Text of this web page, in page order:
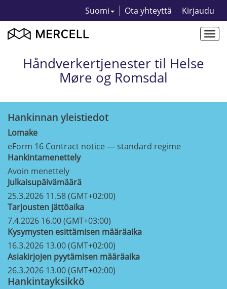
Suomi Ota yhteyttä Kirjaudu
Håndverkertjenester til Helse
Møre og Romsdal
Hankinnan yleistiedot
Lomake
eForm 16 Contract notice — standard regime
Hankintamenettely
Avoin menettely
Julkaisupäivämäärä
25.3.2026 11.58 (GMT+02:00)
Tarjousten jättöaika
7.4.2026 16.00 (GMT+03:00)
Kysymysten esittämisen määräaika
16.3.2026 13.00 (GMT+02:00)
Asiakirjojen pyytämisen määräaika
26.3.2026 13.00 (GMT+02:00)
Hankintayksikkö